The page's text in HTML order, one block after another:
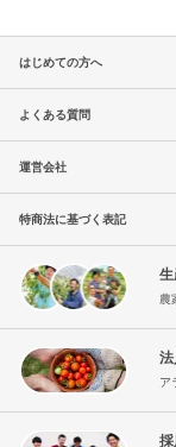
はじめての方へ
よくある質問
運営会社
特商法に基づく表記
農
ア
採